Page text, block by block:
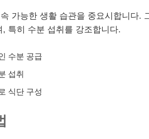
가능한 생활 습관을 중요시합니다.
특히 수분 섭취를 강조합니다.
수분 공급
섭취
식단 구성